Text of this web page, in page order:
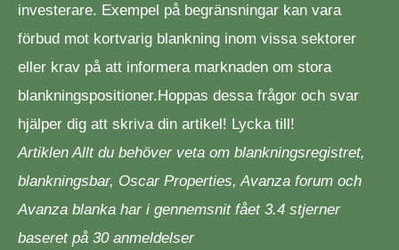
investerare. Exempel på begränsningar kan vara
förbud mot kortvarig blankning inom vissa sektorer
eller krav på att informera marknaden om stora
blankningspositioner.Hoppas dessa frågor och svar
hjälper dig att skriva din artikel! Lycka till!
Artiklen Allt du behöver veta om blankningsregistret,
blankningsbar, Oscar Properties, Avanza forum och
Avanza blanka har i gennemsnit fået 3.4 stjerner
baseret på 30anmeldelser